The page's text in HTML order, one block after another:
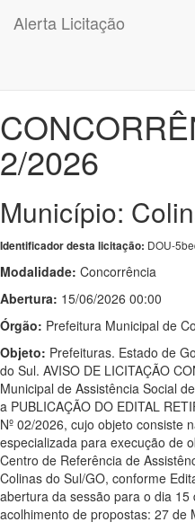
Alerta Licitação
2/2026
Município:
Identificador desta licitação: DOU-
Modalidade: Concorrência
Abertura: 15/06/2026 00:00
Órgão: Prefeitura Municipal de
Objeto: Prefeituras. Estado de
do Sul. AVISO DE LICITAÇÃO
Municipal de Assistência Social
a PUBLICAÇÃO DO EDITAL
Nº 02/2026, cujo objeto consiste
especializada para execução de
Centro de Referência de
Colinas do Sul/GO, conforme
abertura da sessão para o dia
acolhimento de propostas: 27 de